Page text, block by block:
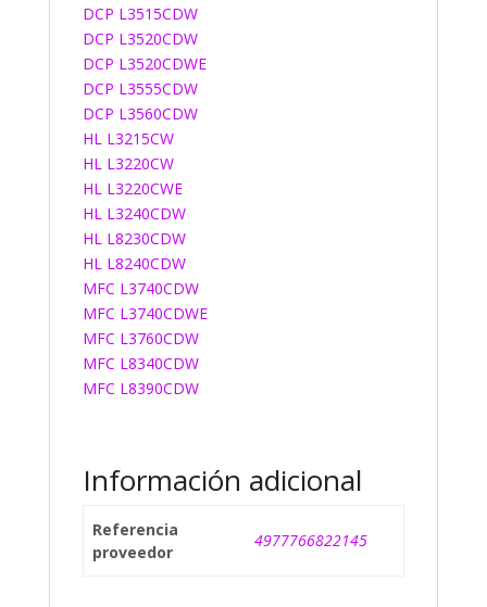
DCP L3515CDW
DCP L3520CDW
DCP L3520CDWE
DCP L3555CDW
DCP L3560CDW
HL L3215CW
HL L3220CW
HL L3220CWE
HL L3240CDW
HL L8230CDW
HL L8240CDW
MFC L3740CDW
MFC L3740CDWE
MFC L3760CDW
MFC L8340CDW
MFC L8390CDW
Información adicional
Referencia
proveedor
4977766822145